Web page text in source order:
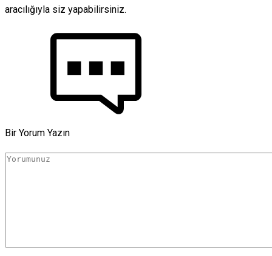
aracılığıyla siz yapabilirsiniz.
Bir Yorum Yazın